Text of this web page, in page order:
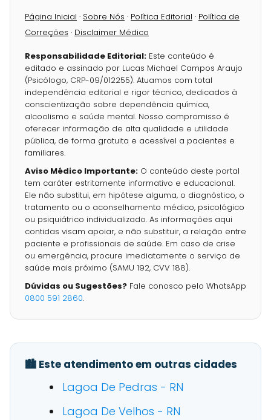
Página Inicial · Sobre Nós · Política Editorial · Política de
Correções · Disclaimer Médico
Responsabilidade Editorial: Este conteúdo é
editado e assinado por Lucas Michael Campos Araujo
(Psicólogo, CRP-09/012255). Atuamos com total
independência editorial e rigor técnico, dedicados à
conscientização sobre dependência química,
alcoolismo e saúde mental. Nosso compromisso é
oferecer informação de alta qualidade e utilidade
pública, de forma gratuita e acessível a pacientes e
familiares.
Aviso Médico Importante: O conteúdo deste portal
tem caráter estritamente informativo e educacional.
Ele não substitui, em hipótese alguma, o diagnóstico, o
tratamento ou o aconselhamento médico, psicológico
ou psiquiátrico individualizado. As informações aqui
contidas visam apoiar, e não substituir, a relação entre
paciente e profissionais de saúde. Em caso de crise
ou emergência, procure imediatamente o serviço de
saúde mais próximo (SAMU 192, CVV 188).
Dúvidas ou Sugestões? Fale conosco pelo WhatsApp
0800 591 2860.
🏙️ Este atendimento em outras cidades
Lagoa De Pedras - RN
Lagoa De Velhos - RN